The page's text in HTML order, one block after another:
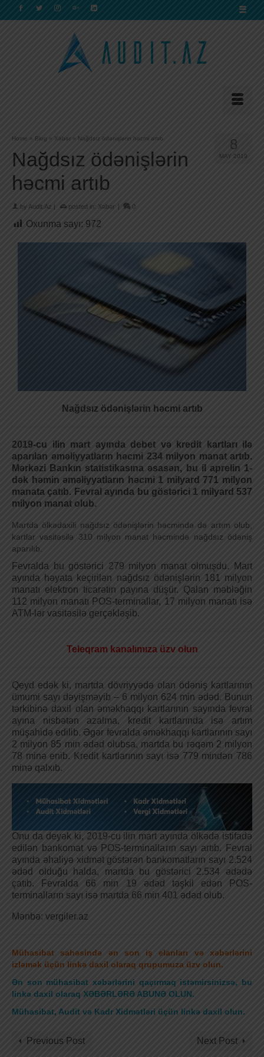
8
MAY 2019
Home » Blog » Xəbər » Nağdsız ödənişlərin həcmi artıb
Nağdsız ödənişlərin
həcmi artıb
by Audit.Az | posted in: Xəbər | 0
Oxunma sayı: 972
Nağdsız ödənişlərin həcmi artıb
2019-cu ilin mart ayında debet və kredit kartları ilə
aparılan əməliyyatların həcmi 234 milyon manat artıb.
Mərkəzi Bankın statistikasına əsasən, bu il aprelin 1-
dək həmin əməliyyatların həcmi 1 milyard 771 milyon
manata çatıb. Fevral ayında bu göstərici 1 milyard 537
milyon manat olub.
Martda ölkədaxili nağdsız ödənişlərin həcmində də artım olub,
kartlar vasitəsilə 310 milyon manat həcmində nağdsız ödəniş
aparılıb.
Fevralda bu göstərici 279 milyon manat olmuşdu. Mart
ayında həyata keçirilən nağdsız ödənişlərin 181 milyon
manatı elektron ticarətin payına düşür. Qalan məbləğin
112 milyon manatı POS-terminallar, 17 milyon manatı isə
ATM-lər vasitəsilə gerçəkləşib.
Teleqram kanalımıza üzv olun
Qeyd edək ki, martda dövriyyədə olan ödəniş kartlarının
ümumi sayı dəyişməyib – 6 milyon 624 min ədəd. Bunun
tərkibinə daxil olan əməkhaqqı kartlarının sayında fevral
ayına nisbətən azalma, kredit kartlarında isə artım
müşahidə edilib. Əgər fevralda əməkhaqqı kartlarının sayı
2 milyon 85 min ədəd olubsa, martda bu rəqəm 2 milyon
78 minə enib. Kredit kartlarının sayı isə 779 mindən 786
minə qalxıb.
Onu da deyək ki, 2019-cu ilin mart ayında ölkədə istifadə
edilən bankomat və POS-terminalların sayı artıb. Fevral
ayında əhaliyə xidmət göstərən bankomatların sayı 2.524
ədəd olduğu halda, martda bu göstərici 2.534 ədədə
çatıb. Fevralda 66 min 19 ədəd təşkil edən POS-
terminalların sayı isə martda 66 min 401 ədəd olub.
Mənbə: vergiler.az
Mühasibat sahəsində ən son iş elanları və xəbərlərini
izləmək üçün linkə daxil olaraq qrupumuza üzv olun.
Ən son mühasibat xəbərlərini qaçırmaq istəmirsinizsə, bu
linkə daxil olaraq XƏBƏRLƏRƏ ABUNƏ OLUN.
Mühasibat, Audit və Kadr Xidmətləri üçün linkə daxil olun.
Previous Post Next Post